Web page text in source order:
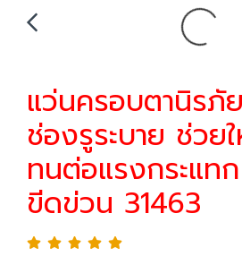
แว่นครอบตานิรภั
ช่องรูระบาย ช่วย
ทนต่อแรงกระแท
ขีดข่วน 31463